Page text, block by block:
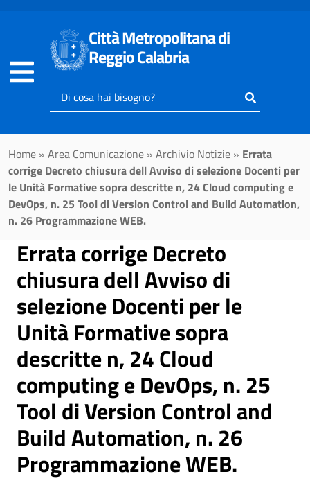
Città Metropolitana di
Reggio Calabria
Inserisci
il
cercare
Home » Area Comunicazione » Archivio Notizie » Errata
corrige Decreto chiusura dell Avviso di selezione Docenti per
le Unità Formative sopra descritte n, 24 Cloud computing e
DevOps, n. 25 Tool di Version Control and Build Automation,
n. 26 Programmazione WEB.
Errata corrige Decreto
chiusura dell Avviso di
selezione Docenti per le
Unità Formative sopra
descritte n, 24 Cloud
computing e DevOps, n. 25
Tool di Version Control and
Build Automation, n. 26
Programmazione WEB.